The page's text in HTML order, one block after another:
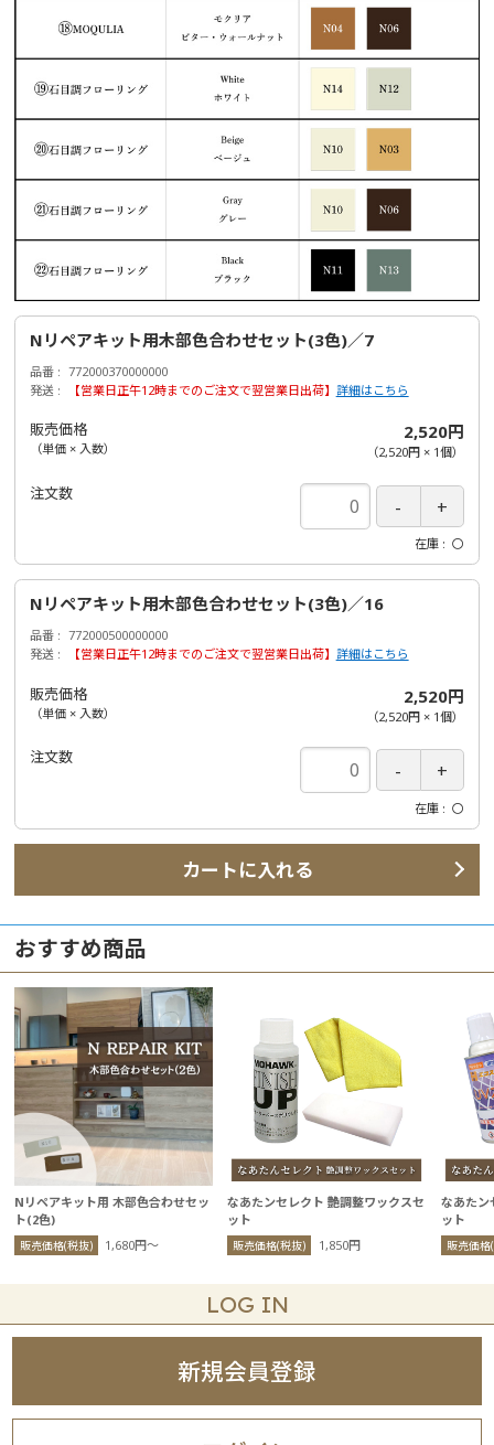
Nリペアキット用木部色合わせセット(3色)／7
品番
772000370000000
発送
【営業日正午12時までのご注文で翌営業日出荷】 詳細はこちら
販売価格
（単価 × 入数）
2,520円
（2,520円× 1個）
注文数
在庫 〇
Nリペアキット用木部色合わせセット(3色)／16
品番
772000500000000
発送
【営業日正午12時までのご注文で翌営業日出荷】 詳細はこちら
販売価格
（単価 × 入数）
2,520円
（2,520円× 1個）
注文数
在庫 〇
カートに入れる
おすすめ商品
Nリペアキット用 木部色合わせセッ
ト(2色)
販売価格(税抜) 1,680円〜
なあたンセレクト 艶調整ワックスセ
ット
販売価格(税抜) 1,850円
なあたン
ット
販売価格
LOG IN
新規会員登録